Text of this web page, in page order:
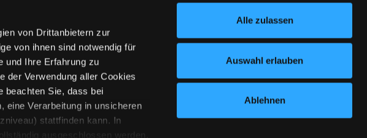
von Drittanbietern zur
von ihnen sind notwendig für
und Ihre Erfahrung zu
der Verwendung aller Cookies
beachten Sie, dass bei
eine Verarbeitung in unsicheren
stattfinden kann. In
ausgeschlossen werden.
Alle zulassen
Auswahl erlauben
Ablehnen
Newsletter abonnieren
und keine Veranstaltung verpassen
jetzt abonnieren